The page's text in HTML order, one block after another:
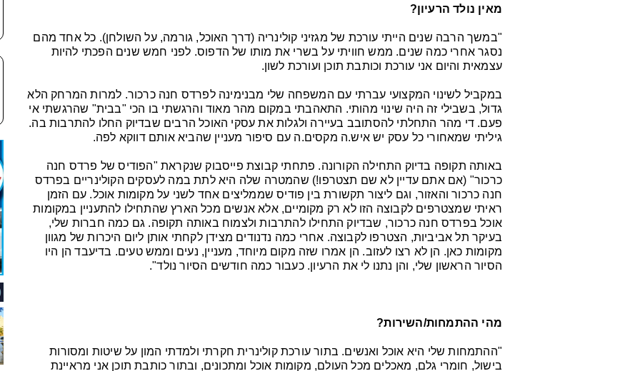
מאין נולד הרעיון?
"במשך הרבה שנים הייתי עורכת של מגזיני קולינריה (דרך האוכל, גורמה, על השולחן). כל אחד מהם
נסגר אחרי כמה שנים. ממש חוויתי על בשרי את מותו של הדפוס. לפני חמש שנים הפכתי להיות
עצמאית והיום אני עורכת וכותבת תוכן ועורכת לשון.
במקביל לשינוי המקצועי עברתי עם המשפחה שלי מבנימינה לפרדס חנה כרכור. למרות המרחק הלא
גדול, בשבילי זה היה שינוי מהותי. התאהבתי במקום מהר מאוד והרגשתי בו הכי "בבית" שהרגשתי אי
פעם. די מהר התחלתי להסתובב בעיירה ולגלות את עסקי האוכל הרבים שבדיוק החלו להתרבות בה.
גיליתי שמאחורי כל עסק יש איש.ה מקסים.ה עם סיפור מעניין שהביא אותם דווקא לפה.
באותה תקופה בדיוק התחילה הקורונה. פתחתי קבוצת פייסבוק שנקראת "הפודיס של פרדס חנה
כרכור" (אם אתם עדיין לא שם תצטרפו!) שהמטרה שלה היא לתת במה לעסקים הקולינריים בפרדס
חנה כרכור והאזור, וגם ליצור תקשורת בין פודיס שממליצים אחד לשני על מקומות אוכל. עם הזמן
ראיתי שמצטרפים לקבוצה הזו לא רק מקומיים, אלא אנשים מכל הארץ שהתחילו להתעניין במקומות
אוכל בפרדס חנה כרכור, שבדיוק התחילו להתרבות ולצמוח באותה תקופה. גם כמה חברות שלי,
בעיקר תל אביביות, הצטרפו לקבוצה. אחרי כמה נדנודים מצידן לקחתי אותן ליום היכרות של מגוון
מקומות כאן. הן לא רצו לעזוב. הן אמרו שזה מקום מיוחד, מעניין, נעים וממש טעים. בדיעבד הן היו
הסיור הראשון שלי, והן נתנו לי את הרעיון. כעבור כמה חודשים הסיור נולד".
מהי ההתמחות/השירות?
"ההתמחות שלי היא אוכל ואנשים. בתור עורכת קולינרית חקרתי ולמדתי המון על שיטות ומסורות
בישול, חומרי גלם, מאכלים מכל העולם, מקומות אוכל ומתכונים, ובתור כותבת תוכן אני מראיינת